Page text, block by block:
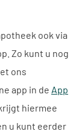
ook via
. Zo kunt u nog
ons
app in de App
hiermee
u kunt eerder